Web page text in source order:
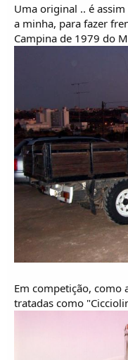
s
Uma original .. é
a minha, para fazer
Campina de 1979 do
Em competição, como
tratadas como